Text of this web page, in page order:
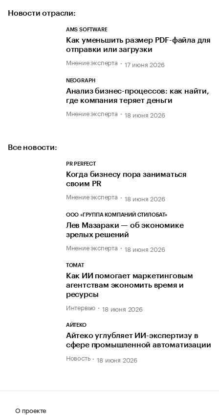
Новости отрасли:
AMS SOFTWARE
Как уменьшить размер PDF-файла для
отправки или загрузки
Мнение эксперта 17 июня 2026
NEOGRAPH
Анализ бизнес-процессов: как найти,
где компания теряет деньги
Мнение эксперта 18 июня 2026
Все новости:
PR PERFECT
Когда бизнесу пора заниматься
своим PR
Мнение эксперта 18 июня 2026
ООО «ГРУППА КОМПАНИЙ СТИЛОБАТ»
Лев Мазараки — об экономике
зрелых решений
Мнение эксперта 18 июня 2026
ТОМАТ
Как ИИ помогает маркетинговым
агентствам экономить время и
ресурсы
Интервью 18 июня 2026
АЙТЕКО
Айтеко углубляет ИИ-экспертизу в
сфере промышленной автоматизации
Новость 18 июня 2026
О проекте